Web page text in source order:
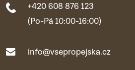
+420 608 876 123
(Po-Pá 10:00-16:00)
info@vsepropejska.cz